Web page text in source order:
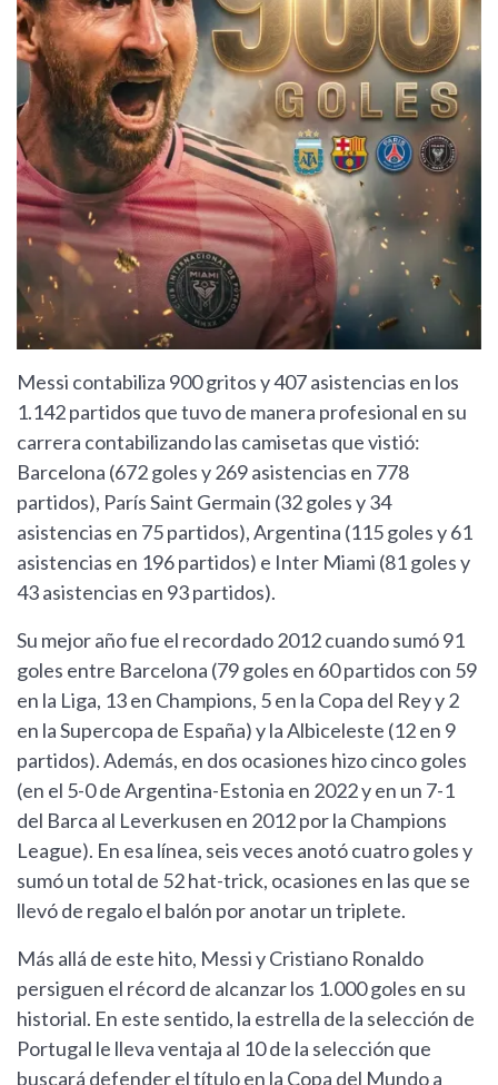
Messi contabiliza 900 gritos y 407 asistencias en los
1.142 partidos que tuvo de manera profesional en su
carrera contabilizando las camisetas que vistió:
Barcelona (672 goles y 269 asistencias en 778
partidos), París Saint Germain (32 goles y 34
asistencias en 75 partidos), Argentina (115 goles y 61
asistencias en 196 partidos) e Inter Miami (81 goles y
43 asistencias en 93 partidos).
Su mejor año fue el recordado 2012 cuando sumó 91
goles entre Barcelona (79 goles en 60 partidos con 59
en la Liga, 13 en Champions, 5 en la Copa del Rey y 2
en la Supercopa de España) y la Albiceleste (12 en 9
partidos). Además, en dos ocasiones hizo cinco goles
(en el 5-0 de Argentina-Estonia en 2022 y en un 7-1
del Barca al Leverkusen en 2012 por la Champions
League). En esa línea, seis veces anotó cuatro goles y
sumó un total de 52 hat-trick, ocasiones en las que se
llevó de regalo el balón por anotar un triplete.
Más allá de este hito, Messi y Cristiano Ronaldo
persiguen el récord de alcanzar los 1.000 goles en su
historial. En este sentido, la estrella de la selección de
Portugal le lleva ventaja al 10 de la selección que
buscará defender el título en la Copa del Mundo a